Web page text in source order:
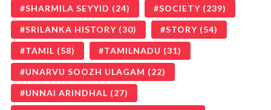
SHARMILA SEYYID (24) SOCIETY (239)
SRILANKA HISTORY (30) STORY (54)
TAMIL (58) TAMILNADU (31)
UNARVU SOOZH ULAGAM (22)
UNNAI ARINDHAL (27)